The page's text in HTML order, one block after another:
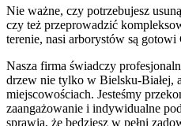
Nie ważne, czy potrzebujesz
czy też przeprowadzić
terenie, nasi arborystów są gotowi
Nasza firma świadczy
drzew nie tylko w Bielsku-Białej,
miejscowościach. Jesteśmy
zaangażowanie i indywidualne
sprawią, że będziesz w pełni